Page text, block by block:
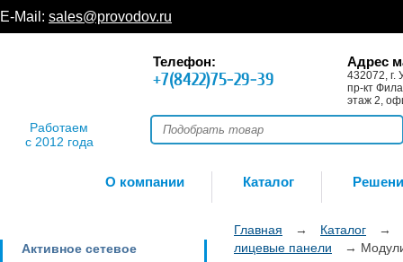
E-Mail: sales@provodov.ru
Работаем
с 2012 года
Телефон:
+7(8422)75-29-39
Адрес
432072, г.
пр-кт
этаж 2,
О компании Каталог
Активное сетевое
Главная → Каталог
→
лицевые панели
→